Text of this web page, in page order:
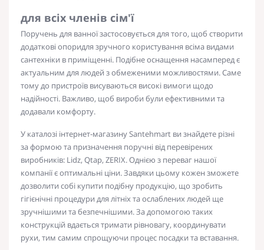
для всіх членів сім'ї
Поручень для ванноїзастосовується для того, щоб створити
додатковіопоридля зручного користування всіма видами
сантехніки в приміщенні. Подібне оснащення насамперед є
актуальним для людей з обмеженими можливостями. Саме
тому до пристроїв висуваються високі вимоги щодо
надійності. Важливо, щоб вироби були ефективними та
додавали комфорту.
У каталозі інтернет-магазину Santehmart ви знайдете різні
за формою та призначення поручні від перевірених
виробників: Lidz, Qtap, ZERIX. Однією з переваг нашої
компанії є оптимальні ціни. Завдяки цьому кожен зможете
дозволити собі купити подібну продукцію, що зробить
гігієнічні процедури для літніх та ослаблених людей ще
зручнішими та безпечнішими. За допомогою таких
конструкцій вдається тримати рівновагу, координувати
рухи, тим самим спрощуючи процес посадки та вставання.